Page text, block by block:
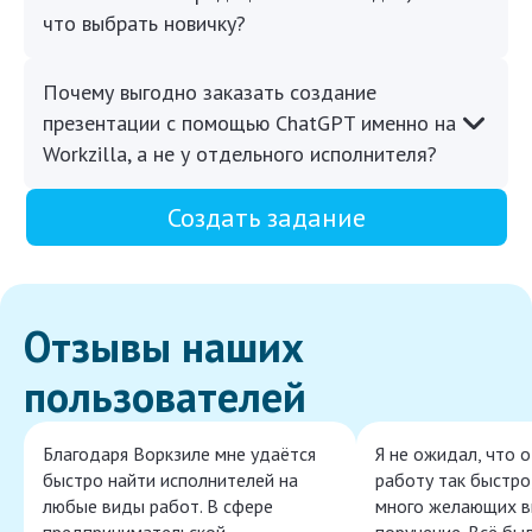
что выбрать новичку?
Почему выгодно заказать создание
презентации с помощью ChatGPT именно на
Workzilla, а не у отдельного исполнителя?
Создать задание
Отзывы наших
пользователей
Благодаря Воркзиле мне удаётся
быстро найти исполнителей на
любые виды работ. В сфере
Я не ожидал, что
работу так
много желающих